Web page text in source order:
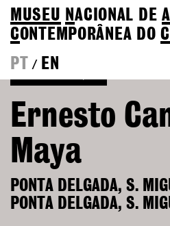
MUSEU NACIONAL DEA
CONTEMPORÂNEA DO
PT
/ EN
Ernesto
Maya
PONTA DELGADA, S.
PONTA DELGADA, S.